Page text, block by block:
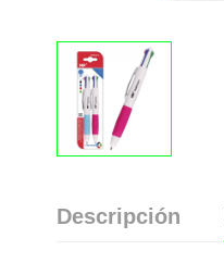
Descripción